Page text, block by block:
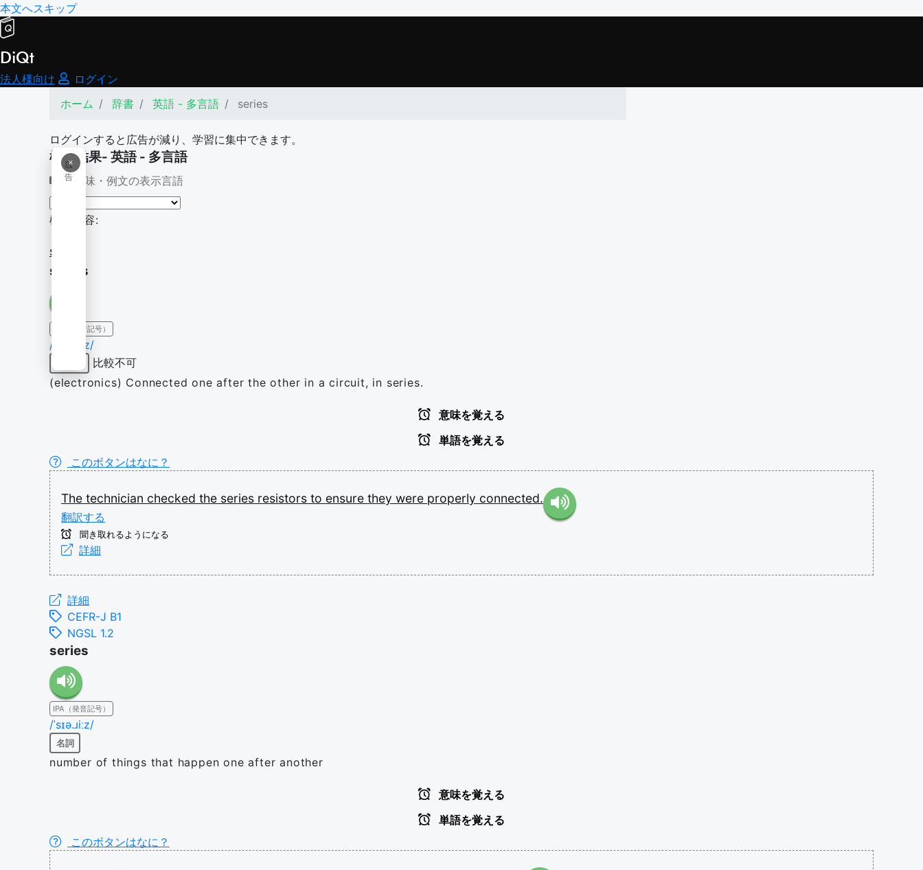
本文へスキップ
DiQt
法人様向け
ログイン
ホーム
辞書 英語 - 多言語 series
ログインすると広告が減り、学習に集中できます。
×
広
告
検索結果- 英語 - 多言語
意味・例文の表示言語
検索内容:
series
series
IPA（発音記号）
/ˈsɪə.ɹiːz/
比較不可
(electronics) Connected one after the other in a circuit, in series.
意味を覚える
単語を覚える
このボタンはなに？
The technician checked the series resistors to ensure they were properly connected.
翻訳する
聞き取れるようになる
詳細
詳細
CEFR-J B1
NGSL 1.2
series
IPA（発音記号）
/ˈsɪə.ɹiːz/
名詞
number of things that happen one after another
意味を覚える
単語を覚える
このボタンはなに？